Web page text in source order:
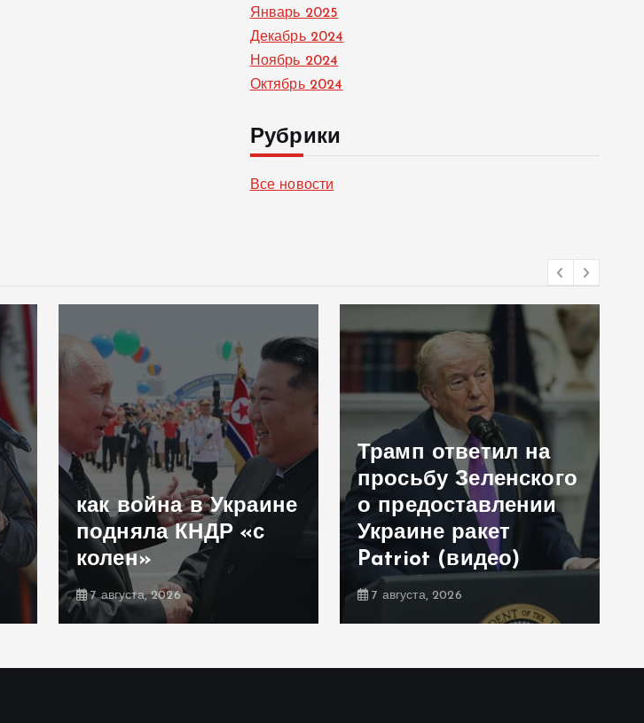
Январь 2025
Декабрь 2024
Ноябрь 2024
Октябрь 2024
Рубрики
Все новости
как война в Украине
подняла КНДР «с
колен»
7 августа, 2026
Трамп ответил на
просьбу Зеленского
о предоставлении
Украине ракет
Patriot (видео)
7 августа, 2026